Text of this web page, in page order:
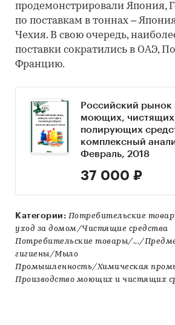
продемонстрировали Япония,
по поставкам в тоннах –
Чехия. В свою очередь,
поставки сократились в ОАЭ,
Францию.
Российский рынок
моющих, чистящих
полирующих
комплексный
Февраль, 2018
37 000 ₽
Категории: Потребительские
уход за домом/Чистящие средства
Потребительские товары/.../
гигиены/Мыло
Промышленность/Химическая
Производство моющих и чистящих